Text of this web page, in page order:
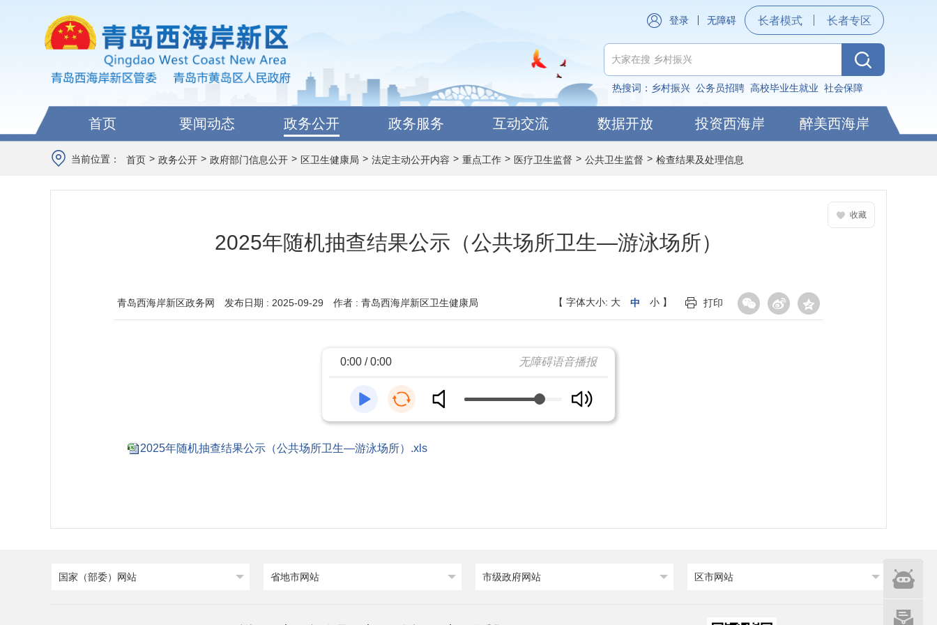
登录 无障碍 长者模式 长者专区
热搜词： 乡村振兴 公务员招聘 高校毕业生就业 社会保障
首页 要闻动态 政务公开 政务服务 互动交流 数据开放 投资西海岸 醉美西海岸
当前位置： 首页 > 政务公开 > 政府部门信息公开 > 区卫生健康局 > 法定主动公开内容 > 重点工作 > 医疗卫生监督 > 公共卫生监督 > 检查结果及处理信息
收藏
2025年随机抽查结果公示（公共场所卫生—游泳场所）
青岛西海岸新区政务网 发布日期 : 2025-09-29 作者 : 青岛西海岸新区卫生健康局 【 字体大小: 大 中 小 】 打印
无障碍语音播报
0:00 / 0:00
2025年随机抽查结果公示（公共场所卫生—游泳场所）.xls
国家（部委）网站 省地市网站 市级政府网站 区市网站
智能
问答
网站建设